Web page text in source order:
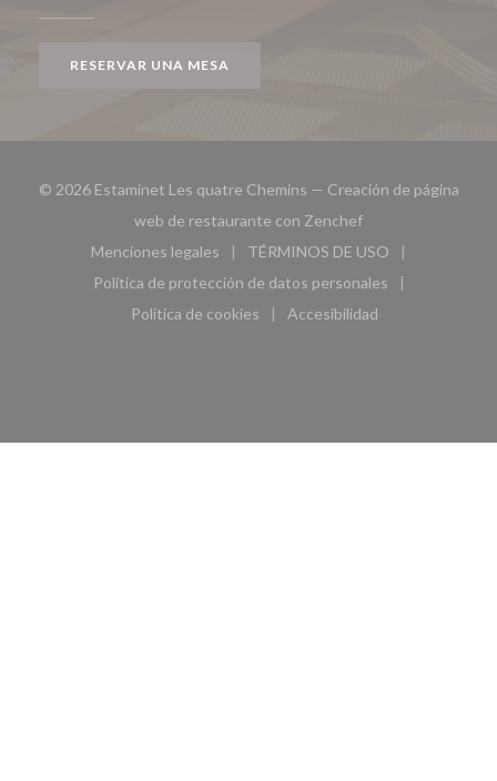
RESERVAR UNA MESA
© 2026 Estaminet Les quatre Chemins — Creación de página
web de restaurante con Zenchef((abre en una
Menciones legales
((abre en una nueva ventana))
TÉRMINOS DE USO
((abre en una nueva
Política de protección de datos personales
((abre en una nueva ventana))
Política de cookies
((abre en una nueva ventana))
Accesibilidad